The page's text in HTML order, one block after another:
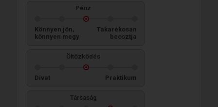
Pénz
Könnyen jön,
könnyen megy
Takarékosan
beosztja
Öltözködés
Divat Praktikum
Társaság